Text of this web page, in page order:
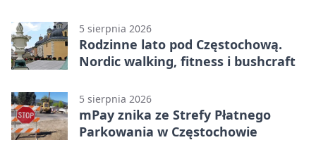
5 sierpnia 2026
Rodzinne lato pod Częstochową.
Nordic walking, fitness i bushcraft
5 sierpnia 2026
mPay znika ze Strefy Płatnego
Parkowania w Częstochowie